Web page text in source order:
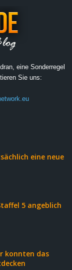
eine Sonderregel
Sie uns:
eine neue
5 angeblich
konnten das